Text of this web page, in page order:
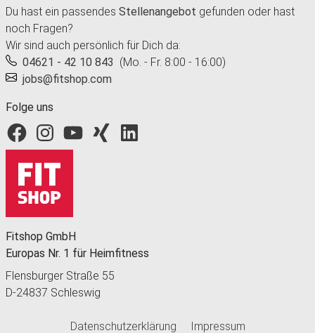
Du hast ein passendes Stellenangebot gefunden oder hast
noch Fragen?
Wir sind auch persönlich für Dich da:
04621 - 42 10 843 (Mo. - Fr. 8:00 - 16:00)
jobs@fitshop.com
Folge uns
Fitshop bei YouTube
Fitshop GmbH
Europas Nr. 1 für Heimfitness
Flensburger Straße 55
D-24837 Schleswig
Datenschutzerklärung Impressum